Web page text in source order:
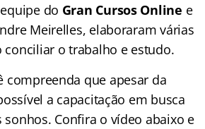
do Gran Cursos Online e
Meirelles, elaboraram várias
conciliar o trabalho e estudo.
compreenda que apesar da
a capacitação em busca
sonhos. Confira o vídeo abaixo e